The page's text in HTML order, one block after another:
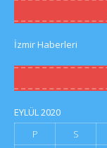
İzmir Haberleri
EYLÜL 2020
P
S